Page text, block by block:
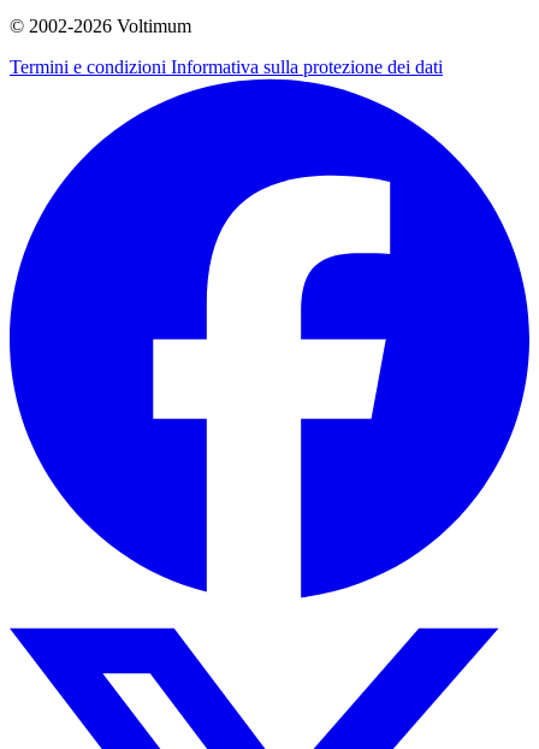
© 2002-2026 Voltimum
Termini e condizioni Informativa sulla protezione dei dati